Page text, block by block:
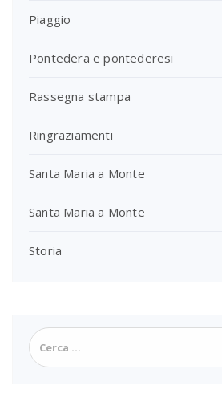
Piaggio
Pontedera e pontederesi
Rassegna stampa
Ringraziamenti
Santa Maria a Monte
Santa Maria a Monte
Storia
Ricerca
per: